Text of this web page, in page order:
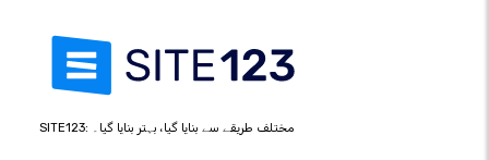
SITE123: مختلف طریقے سے بنایا گیا، بہتر بنایا گیا۔